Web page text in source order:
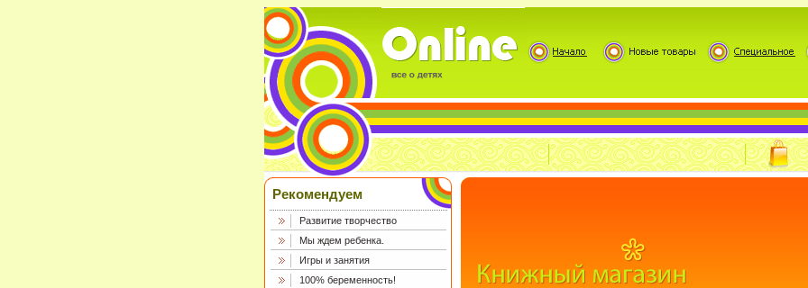
Рекомендуем
Развитие творчество
Мы ждем ребенка.
Игры и занятия
100% беременность!